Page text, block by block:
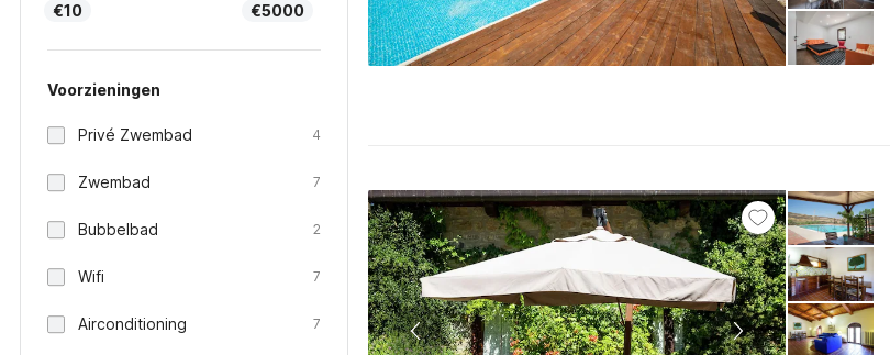
€10 €5000
Voorzieningen
Privé Zwembad 4
Zwembad 7
Bubbelbad 2
Wifi 7
Airconditioning 7